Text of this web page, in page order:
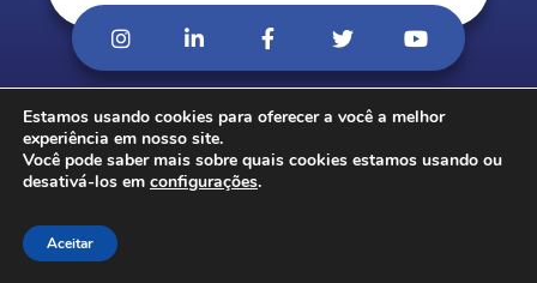
© 2026. CobCred.
Estamos usando cookies para oferecer a você a melhor
experiência em nosso site.
Você pode saber mais sobre quais cookies estamos usando ou
desativá-los em configurações.
Aceitar